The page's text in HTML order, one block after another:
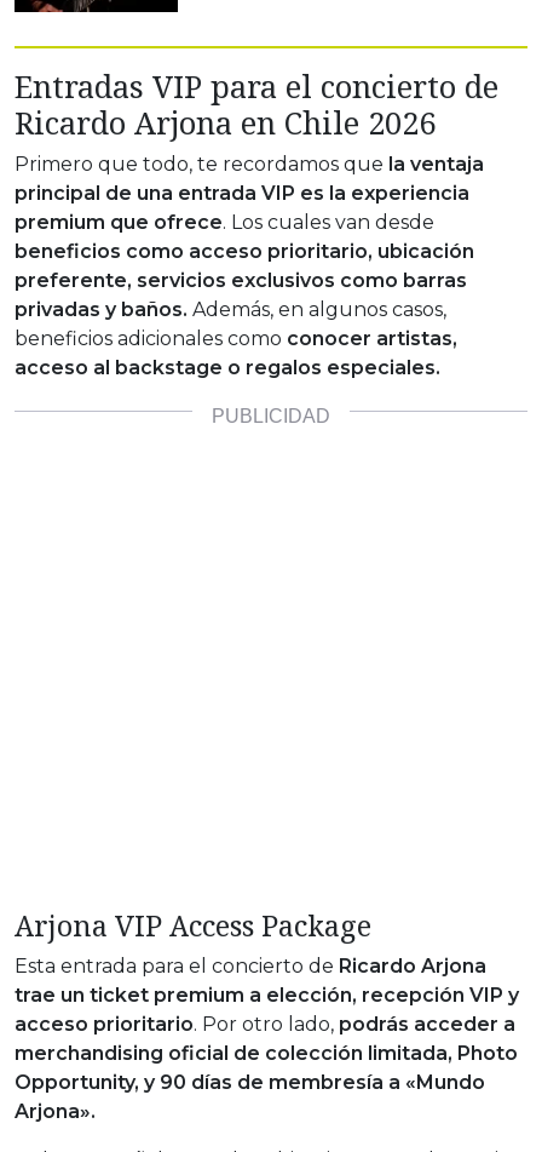
Entradas VIP para el concierto de
Ricardo Arjona en Chile 2026
Primero que todo, te recordamos que la ventaja
principal de una entrada VIP es la experiencia
premium que ofrece. Los cuales van desde
beneficios como acceso prioritario, ubicación
preferente, servicios exclusivos como barras
privadas y baños. Además, en algunos casos,
beneficios adicionales como conocer artistas,
acceso al backstage o regalos especiales.
Arjona VIP Access Package
Esta entrada para el concierto de Ricardo Arjona
trae un ticket premium a elección, recepción VIP y
acceso prioritario. Por otro lado, podrás acceder a
merchandising oficial de colección limitada, Photo
Opportunity, y 90 días de membresía a «Mundo
Arjona».